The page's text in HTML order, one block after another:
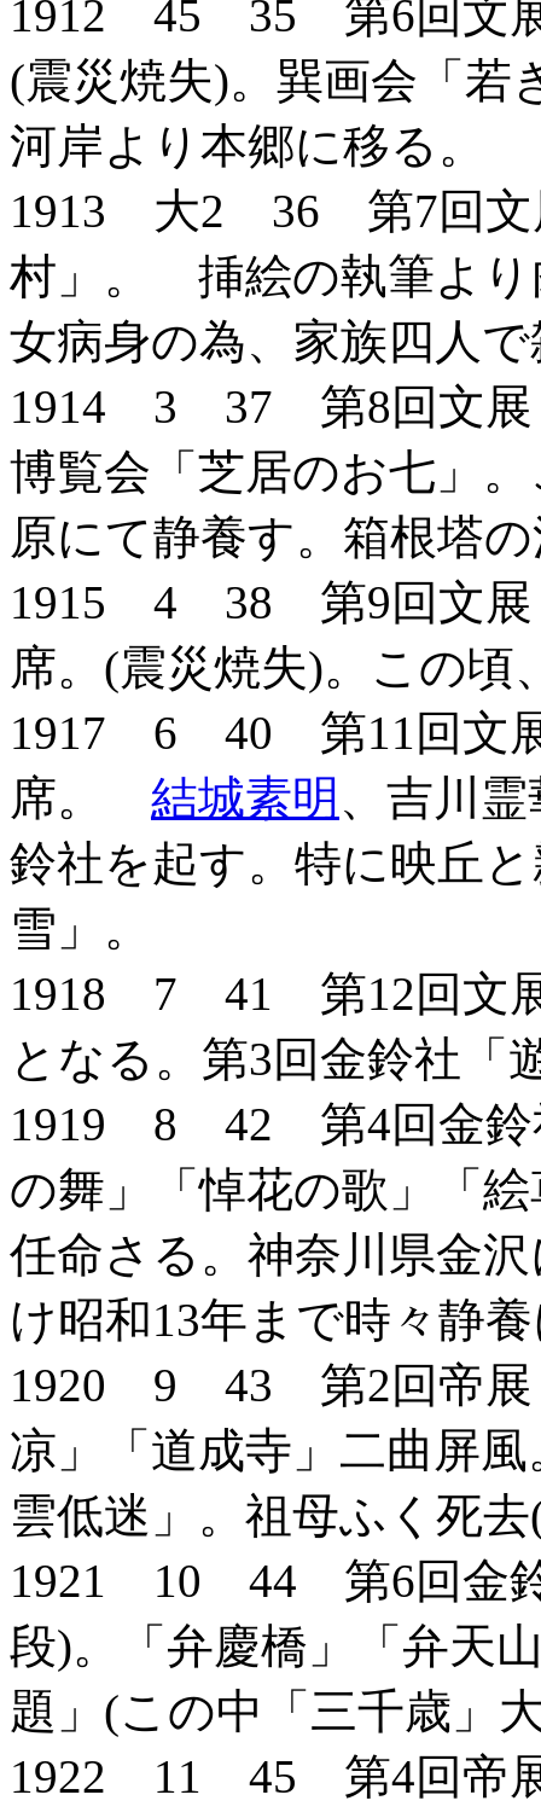
1912 45 35 第6回文展
(震災焼失)。巽画会「若
河岸より本郷に移る。
1913 大2 36 第7回文
村」。 挿絵の執筆より
女病身の為、家族四人
1914 3 37 第8回文展
博覧会「芝居のお七」
原にて静養す。箱根塔
1915 4 38 第9回文展
席。(震災焼失)。この頃
1917 6 40 第11回文展
席。 結城素明 、吉川
鈴社を起す。特に映丘
雪」。
1918 7 41 第12回文展
となる。第3回金鈴社「
1919 8 42 第4回金鈴
の舞」「悼花の歌」「
任命さる。神奈川県金
け昭和13年まで時々静
1920 9 43 第2回帝展
凉」「道成寺」二曲屏
雲低迷」。祖母ふく死
1921 10 44 第6回金鈴
段)。「弁慶橋」「弁天
題」(この中「三千歳」
1922 11 45 第4回帝展